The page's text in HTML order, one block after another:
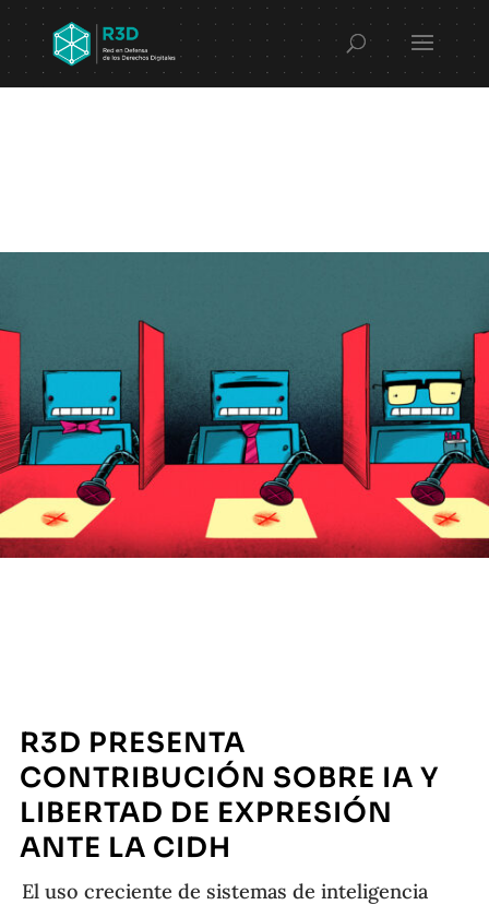
R3D PRESENTA
CONTRIBUCIÓN SOBRE IA Y
LIBERTAD DE EXPRESIÓN
ANTE LA CIDH
El uso creciente de sistemas de inteligencia